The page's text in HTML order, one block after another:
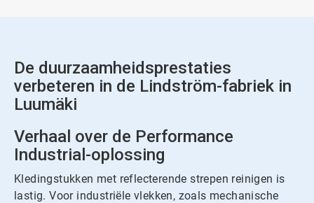
De duurzaamheidsprestaties
verbeteren in de Lindström-fabriek in
Luumäki
Verhaal over de Performance
Industrial-oplossing
Kledingstukken met reflecterende strepen reinigen is
lastig. Voor industriële vlekken, zoals mechanische